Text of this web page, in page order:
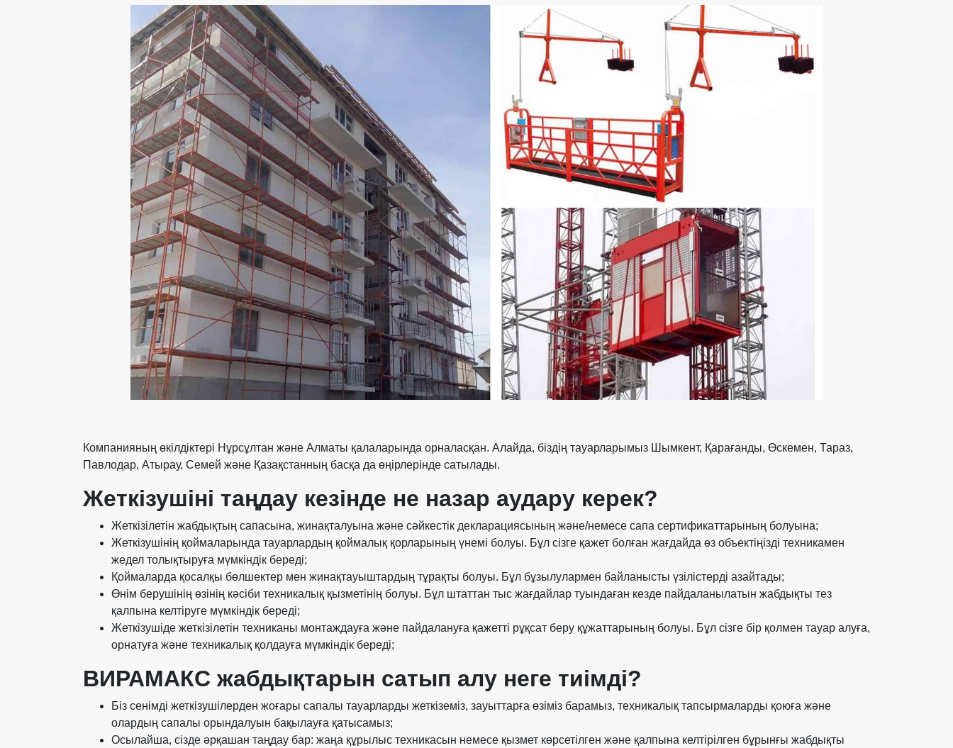
Компанияның өкілдіктері Нұрсұлтан және Алматы қалаларында орналасқан. Алайда, біздің тауарларымыз Шымкент, Қарағанды, Өскемен, Тараз,
Павлодар, Атырау, Семей және Қазақстанның басқа да өңірлерінде сатылады.
Жеткізушіні таңдау кезінде не назар аудару керек?
Жеткізілетін жабдықтың сапасына, жинақталуына және сәйкестік декларациясының және/немесе сапа сертификаттарының болуына;
Жеткізушінің қоймаларында тауарлардың қоймалық қорларының үнемі болуы. Бұл сізге қажет болған жағдайда өз объектіңізді техникамен
жедел толықтыруға мүмкіндік береді;
Қоймаларда қосалқы бөлшектер мен жинақтауыштардың тұрақты болуы. Бұл бұзылулармен байланысты үзілістерді азайтады;
Өнім берушінің өзінің кәсіби техникалық қызметінің болуы. Бұл штаттан тыс жағдайлар туындаған кезде пайдаланылатын жабдықты тез
қалпына келтіруге мүмкіндік береді;
Жеткізушіде жеткізілетін техниканы монтаждауға және пайдалануға қажетті рұқсат беру құжаттарының болуы. Бұл сізге бір қолмен тауар алуға,
орнатуға және техникалық қолдауға мүмкіндік береді;
ВИРАМАКС жабдықтарын сатып алу неге тиімді?
Біз сенімді жеткізушілерден жоғары сапалы тауарларды жеткіземіз, зауыттарға өзіміз барамыз, техникалық тапсырмаларды қоюға және
олардың сапалы орындалуын бақылауға қатысамыз;
Осылайша, сізде әрқашан таңдау бар: жаңа құрылыс техникасын немесе қызмет көрсетілген және қалпына келтірілген бұрынғы жабдықты